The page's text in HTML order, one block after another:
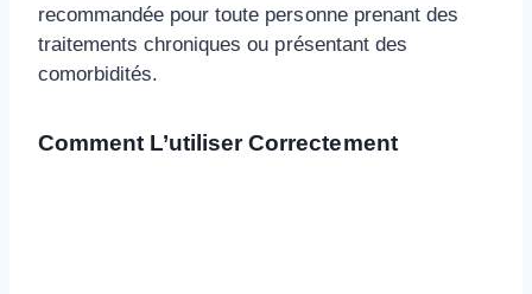
recommandée pour toute personne prenant des
traitements chroniques ou présentant des
comorbidités.
Comment L’utiliser Correctement